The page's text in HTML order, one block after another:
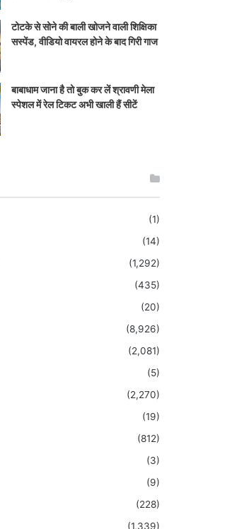
टोटके से सोने की बाली खोजने वाली शिक्षिका
सस्पेंड, वीडियो वायरल होने के बाद गिरी गाज
बाबाधाम जाना है तो बुक कर लें श्रावणी मेला
स्पेशल में रेल टिकट अभी खाली हैं सीटें
(1)
(14)
(1,292)
(435)
(20)
(8,926)
(2,081)
(5)
(2,270)
(19)
(812)
(3)
(9)
(228)
(1,339)